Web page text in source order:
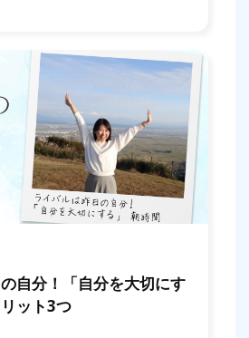
自分！「自分を大切にす
ット3つ